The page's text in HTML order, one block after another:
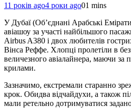
11 років ago4 роки ago01 mins
У Дубаї (Об’єднані Арабські
авіашоу за участі найбільшого
Airbus A380 і двох любителів
Вінса Реффе. Хлопці пролетіли в
величезного авіалайнера, маючи за
крилами.
Зазначимо, екстремали старанно
крок. Обидва відчайдухи, а також
мали ретельно дотримуватися